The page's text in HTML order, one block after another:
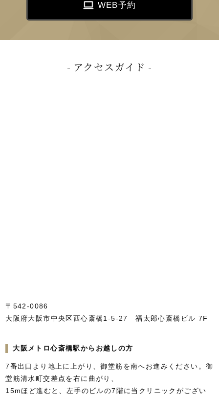
WEB予約
アクセスガイド
〒542-0086
大阪府大阪市中央区西心斎橋1-5-27 福太郎心斎橋ビル 7F
大阪メトロ心斎橋駅からお越しの方
7番出口より地上に上がり、御堂筋を南へお進みください。御
堂筋清水町交差点を右に曲がり、
15mほど進むと、左手のビルの7階に当クリニックがござい